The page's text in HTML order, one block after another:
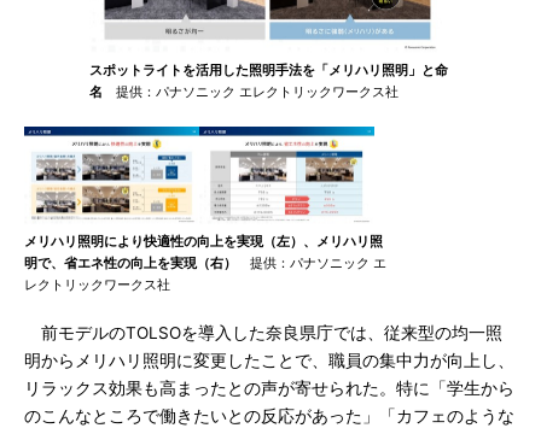
スポットライトを活用した照明手法を「メリハリ照明」と命
名 提供：パナソニック エレクトリックワークス社
メリハリ照明により快適性の向上を実現（左）、メリハリ照
明で、省エネ性の向上を実現（右）
提供：パナソニック エ
レクトリックワークス社
前モデルのTOLSOを導入した奈良県庁では、従来型の均一照
明からメリハリ照明に変更したことで、職員の集中力が向上し、
リラックス効果も高まったとの声が寄せられた。特に「学生から
のこんなところで働きたいとの反応があった」「カフェのような